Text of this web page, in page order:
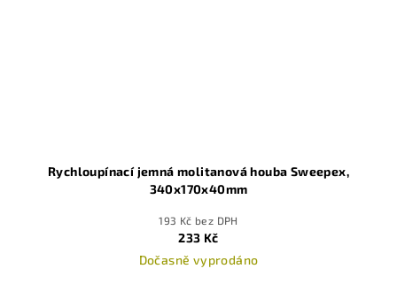
Rychloupínací jemná molitanová houba Sweepex,
340x170x40mm
193 Kč bez DPH
233 Kč
Dočasně vyprodáno